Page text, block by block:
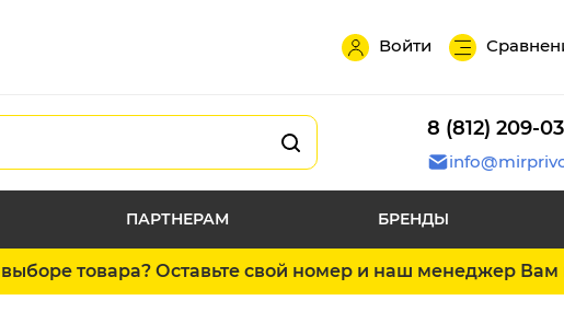
Войти
8 (812) 209-
ПАРТНЕРАМ БРЕНДЫ
товара? Оставьте свой номер и наш менеджер